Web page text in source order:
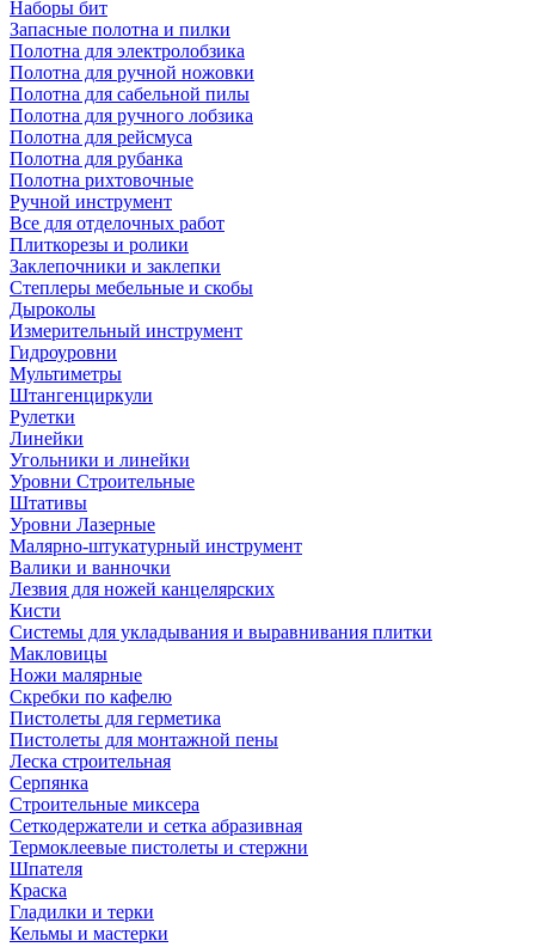
Наборы бит
Запасные полотна и пилки
Полотна для электролобзика
Полотна для ручной ножовки
Полотна для сабельной пилы
Полотна для ручного лобзика
Полотна для рейсмуса
Полотна для рубанка
Полотна рихтовочные
Ручной инструмент
Все для отделочных работ
Плиткорезы и ролики
Заклепочники и заклепки
Степлеры мебельные и скобы
Дыроколы
Измерительный инструмент
Гидроуровни
Мультиметры
Штангенциркули
Рулетки
Линейки
Угольники и линейки
Уровни Строительные
Штативы
Уровни Лазерные
Малярно-штукатурный инструмент
Валики и ванночки
Лезвия для ножей канцелярских
Кисти
Системы для укладывания и выравнивания плитки
Макловицы
Ножи малярные
Скребки по кафелю
Пистолеты для герметика
Пистолеты для монтажной пены
Леска строительная
Серпянка
Строительные миксера
Сеткодержатели и сетка абразивная
Термоклеевые пистолеты и стержни
Шпателя
Краска
Гладилки и терки
Кельмы и мастерки